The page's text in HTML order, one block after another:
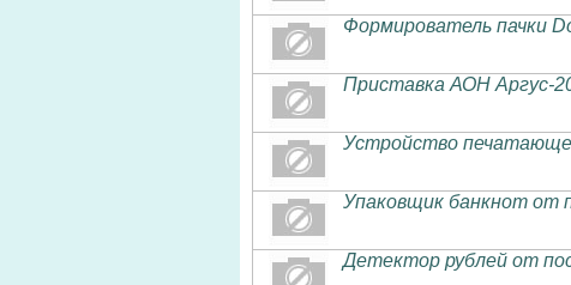
Формирователь пачки
Приставка АОН Аргус-
Устройство
Упаковщик банкнот от
Детектор рублей от